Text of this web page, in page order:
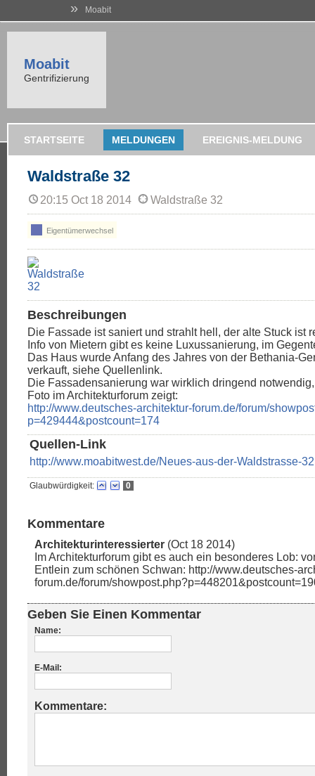
» Moabit
Moabit
Gentrifizierung
STARTSEITE MELDUNGEN EREIGNIS-MELDUNG
Waldstraße 32
20:15 Oct 18 2014 Waldstraße 32
Eigentümerwechsel
Beschreibungen
Die Fassade ist saniert und strahlt hell, der alte Stuck ist
Info von Mietern gibt es keine Luxussanierung, im
Das Haus wurde Anfang des Jahres von der Bethania-
verkauft, siehe Quellenlink.
Die Fassadensanierung war wirklich dringend
Foto im Architekturforum zeigt:
http://www.deutsches-architektur-forum.de/forum/
p=429444&postcount=174
Quellen-Link
http://www.moabitwest.de/Neues-aus-der-Waldstrasse-
Glaubwürdigkeit: 0
Kommentare
Architekturinteressierter (Oct 18 2014)
Im Architekturforum gibt es auch ein besonderes Lob:
Entlein zum schönen Schwan: http://www.deutsches-
forum.de/forum/
Geben Sie Einen Kommentar
Name:
E-Mail:
Kommentare: